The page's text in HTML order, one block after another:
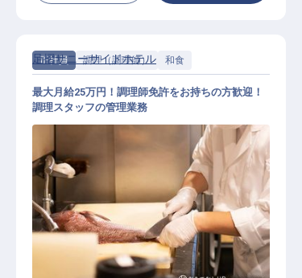
正社員 調理（調理師） 和食
和食 / 正社員
足摺サニーサイドホテル
最大月給25万円！調理師免許をお持ちの方歓迎！
調理スタッフの管理業務